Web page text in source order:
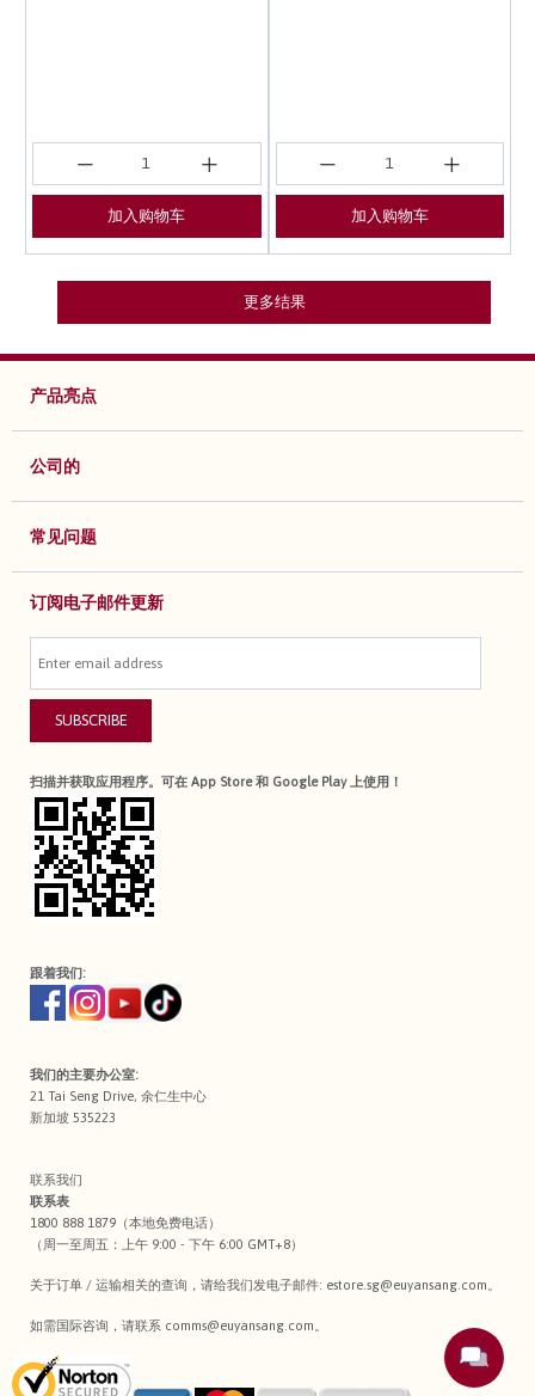
加入购物车 加入购物车
更多结果
产品亮点
公司的
常见问题
订阅电子邮件更新
SUBSCRIBE
扫描并获取应用程序。可在 App Store 和 Google Play 上使用！
跟着我们:
我们的主要办公室:
21 Tai Seng Drive, 余仁生中心
新加坡 535223
联系我们
联系表
1800 888 1879（本地免费电话）
（周一至周五：上午 9:00 - 下午 6:00 GMT+8）
关于订单 / 运输相关的查询，请给我们发电子邮件: estore.sg@euyansang.com
如需国际咨询，请联系 comms@euyansang.com